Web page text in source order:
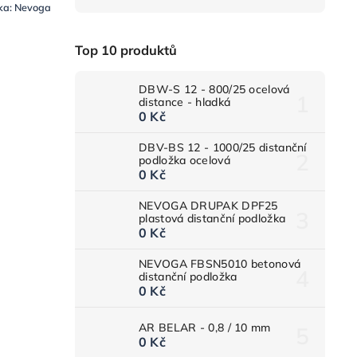
Top 10 produktů
DBW-S 12 - 800/25 ocelová
distance - hladká
0 Kč
DBV-BS 12 - 1000/25 distanční
podložka ocelová
0 Kč
NEVOGA DRUPAK DPF25
plastová distanční podložka
0 Kč
NEVOGA FBSN5010 betonová
distanční podložka
0 Kč
AR BELAR - 0,8 / 10 mm
0 Kč
Nevoga